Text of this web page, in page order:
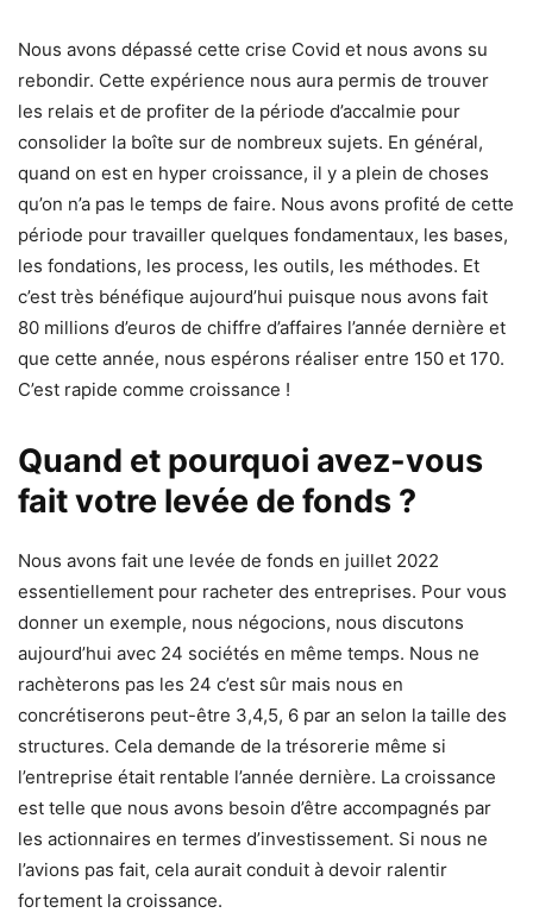
Nous avons dépassé cette crise Covid et nous avons su
rebondir. Cette expérience nous aura permis de trouver
les relais et de profiter de la période d’accalmie pour
consolider la boîte sur de nombreux sujets. En général,
quand on est en hyper croissance, il y a plein de choses
qu’on n’a pas le temps de faire. Nous avons profité de cette
période pour travailler quelques fondamentaux, les bases,
les fondations, les process, les outils, les méthodes. Et
c’est très bénéfique aujourd’hui puisque nous avons fait
80 millions d’euros de chiffre d’affaires l’année dernière et
que cette année, nous espérons réaliser entre 150 et 170.
C’est rapide comme croissance !
Quand et pourquoi avez-vous
fait votre levée de fonds ?
Nous avons fait une levée de fonds en juillet 2022
essentiellement pour racheter des entreprises. Pour vous
donner un exemple, nous négocions, nous discutons
aujourd’hui avec 24 sociétés en même temps. Nous ne
rachèterons pas les 24 c’est sûr mais nous en
concrétiserons peut-être 3,4,5, 6 par an selon la taille des
structures. Cela demande de la trésorerie même si
l’entreprise était rentable l’année dernière. La croissance
est telle que nous avons besoin d’être accompagnés par
les actionnaires en termes d’investissement. Si nous ne
l’avions pas fait, cela aurait conduit à devoir ralentir
fortement la croissance.